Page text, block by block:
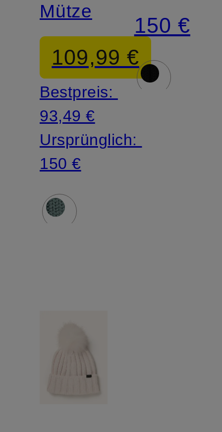
Mütze
109,99 €
Bestpreis:
93,49 €
Ursprünglich:
150 €
150 €